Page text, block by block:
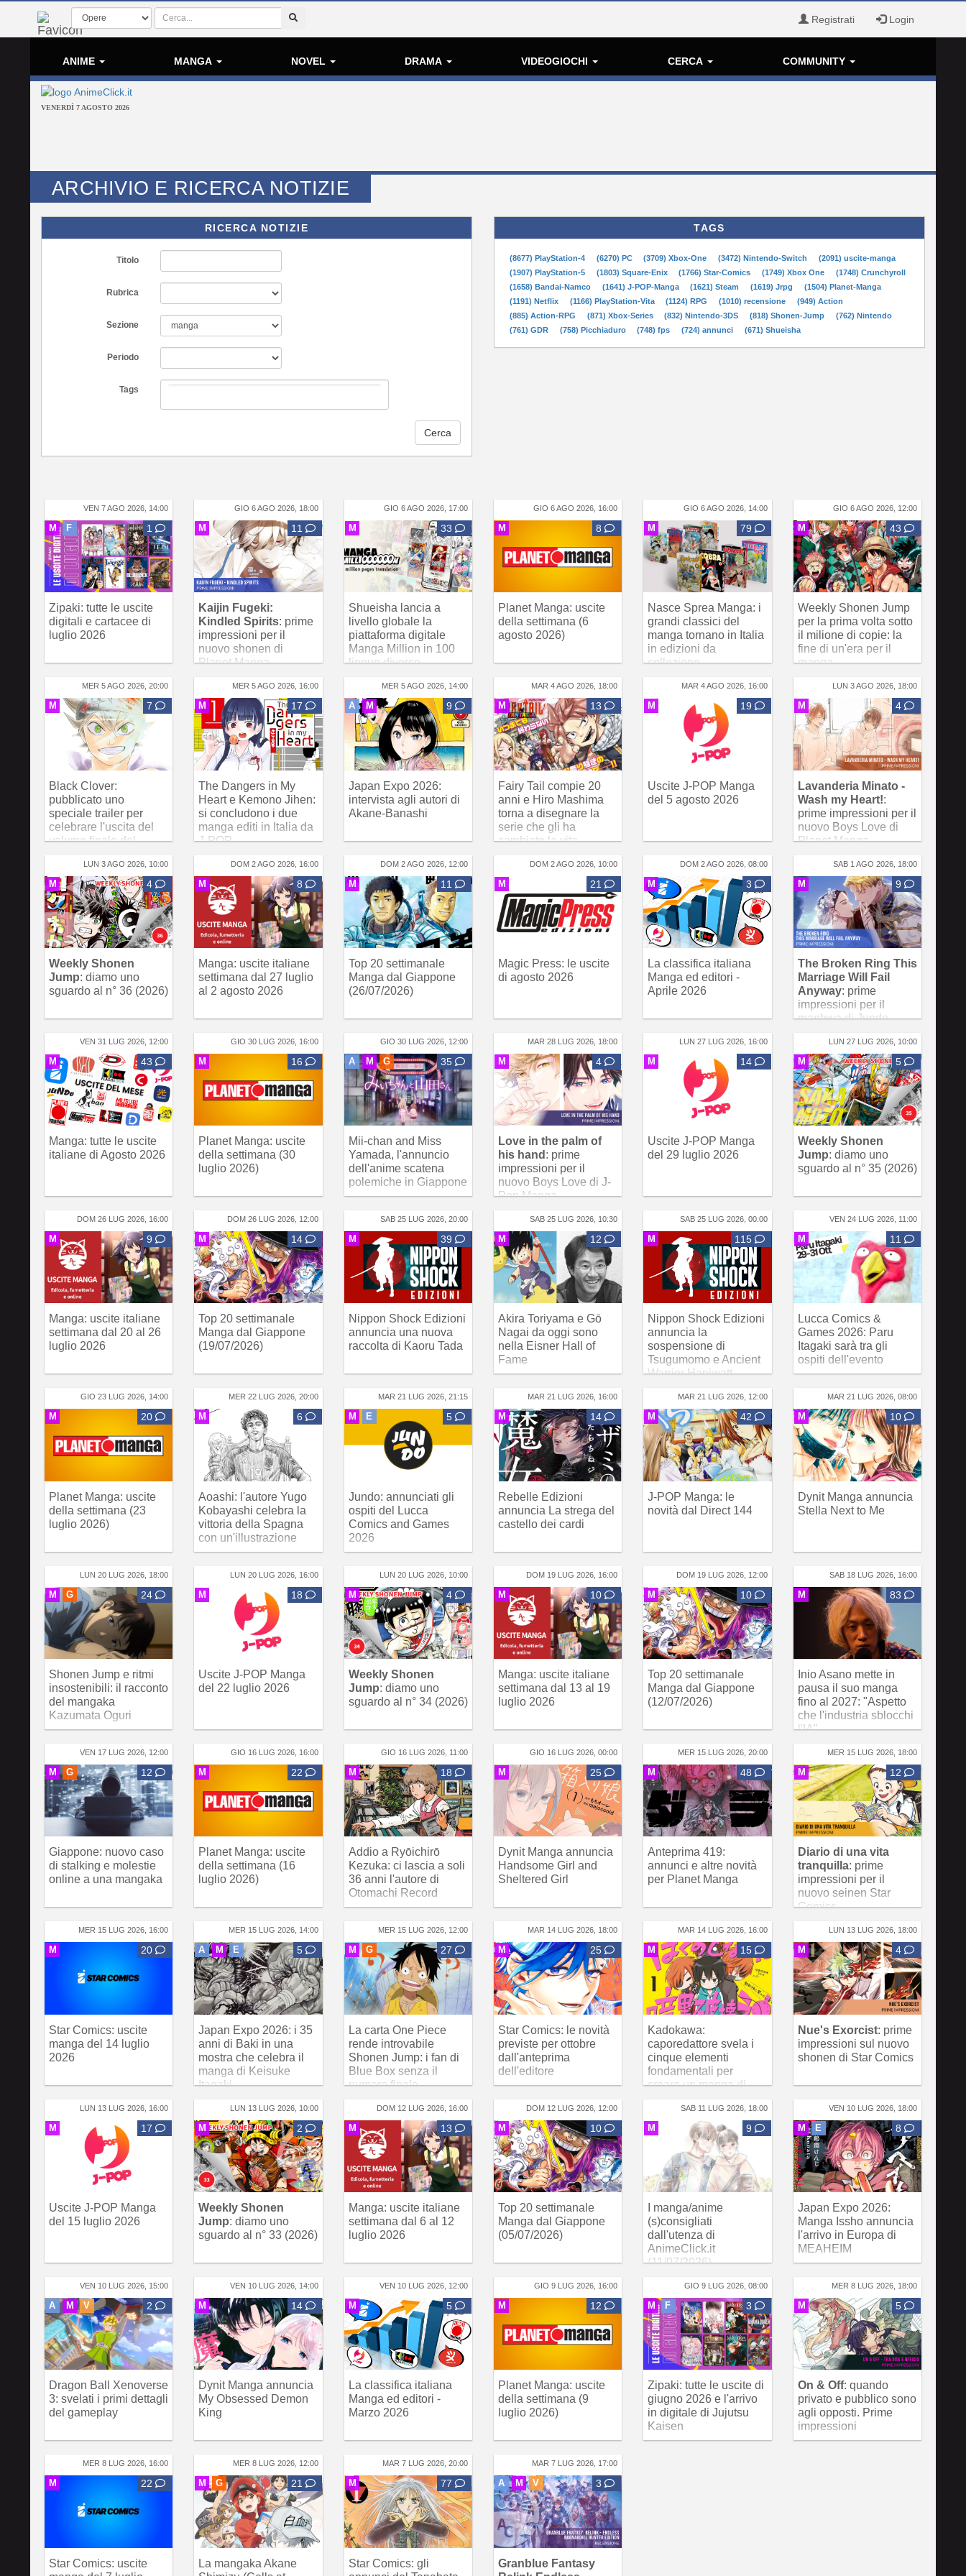
Registrati Login
ANIME MANGA NOVEL DRAMA VIDEOGIOCHI CERCA COMMUNITY
VENERDÌ 7 AGOSTO 2026
ARCHIVIO E RICERCA NOTIZIE
RICERCA NOTIZIE
Titolo
Rubrica
Sezione
Periodo
Tags
Cerca
TAGS
(8677) PlayStation-4 (6270) PC (3709) Xbox-One (3472) Nintendo-Switch
(2091) uscite-manga
(1907) PlayStation-5
(1803) Square-Enix (1766) Star-Comics (1749) Xbox One
(1748) Crunchyroll
(1658) Bandai-Namco
(1641) J-POP-Manga (1621) Steam (1619) Jrpg
(1504) Planet-Manga
(1191) Netflix
(1166) PlayStation-Vita (1124) RPG (1010) recensione
(949) Action
(885) Action-RPG
(871) Xbox-Series (832) Nintendo-3DS (818) Shonen-Jump
(762) Nintendo
(761) GDR
(758) Picchiaduro (748) fps (724) annunci (671) Shueisha
VEN 7 AGO 2026, 14:00
M F 1
Zipaki: tutte le uscite
digitali e cartacee di
luglio 2026
GIO 6 AGO 2026, 18:00
M 11
Kaijin Fugeki:
Kindled Spirits: prime
impressioni per il
nuovo shonen di
Planet Manga
GIO 6 AGO 2026, 17:00
M 33
Shueisha lancia a
livello globale la
piattaforma digitale
Manga Million in 100
lingue diverse
GIO 6 AGO 2026, 16:00
M 8
Planet Manga: uscite
della settimana (6
agosto 2026)
GIO 6 AGO 2026, 14:00
M 79
Nasce Sprea Manga: i
grandi classici del
manga tornano in Italia
in edizioni da
collezione
GIO 6 AGO 2026, 12:00
M 43
Weekly Shonen Jump
per la prima volta sotto
il milione di copie: la
fine di un'era per il
manga
MER 5 AGO 2026, 20:00
M 7
Black Clover:
pubblicato uno
speciale trailer per
celebrare l'uscita del
volume finale del
MER 5 AGO 2026, 16:00
M 17
The Dangers in My
Heart e Kemono Jihen:
si concludono i due
manga editi in Italia da
J-POP
MER 5 AGO 2026, 14:00
A M 9
Japan Expo 2026:
intervista agli autori di
Akane-Banashi
MAR 4 AGO 2026, 18:00
M 13
Fairy Tail compie 20
anni e Hiro Mashima
torna a disegnare la
serie che gli ha
cambiato la vita
MAR 4 AGO 2026, 16:00
M 19
Uscite J-POP Manga
del 5 agosto 2026
LUN 3 AGO 2026, 18:00
M 4
Lavanderia Minato -
Wash my Heart!:
prime impressioni per il
nuovo Boys Love di
Planet Manga
LUN 3 AGO 2026, 10:00
M 4
Weekly Shonen
Jump: diamo uno
sguardo al n° 36 (2026)
DOM 2 AGO 2026, 16:00
M 8
Manga: uscite italiane
settimana dal 27 luglio
al 2 agosto 2026
DOM 2 AGO 2026, 12:00
M 11
Top 20 settimanale
Manga dal Giappone
(26/07/2026)
DOM 2 AGO 2026, 10:00
M 21
Magic Press: le uscite
di agosto 2026
DOM 2 AGO 2026, 08:00
M 3
La classifica italiana
Manga ed editori -
Aprile 2026
SAB 1 AGO 2026, 18:00
M 9
The Broken Ring This
Marriage Will Fail
Anyway: prime
impressioni per il
manhwa di Jundo
VEN 31 LUG 2026, 12:00
M 43
Manga: tutte le uscite
italiane di Agosto 2026
GIO 30 LUG 2026, 16:00
M 16
Planet Manga: uscite
della settimana (30
luglio 2026)
GIO 30 LUG 2026, 12:00
A M G 35
Mii-chan and Miss
Yamada, l'annuncio
dell'anime scatena
polemiche in Giappone
MAR 28 LUG 2026, 18:00
M 4
Love in the palm of
his hand : prime
impressioni per il
nuovo Boys Love di J-
Pop Manga
LUN 27 LUG 2026, 16:00
M 14
Uscite J-POP Manga
del 29 luglio 2026
LUN 27 LUG 2026, 10:00
M 5
Weekly Shonen
Jump: diamo uno
sguardo al n° 35 (2026)
DOM 26 LUG 2026, 16:00
M 9
Manga: uscite italiane
settimana dal 20 al 26
luglio 2026
DOM 26 LUG 2026, 12:00
M 14
Top 20 settimanale
Manga dal Giappone
(19/07/2026)
SAB 25 LUG 2026, 20:00
M 39
Nippon Shock Edizioni
annuncia una nuova
raccolta di Kaoru Tada
SAB 25 LUG 2026, 10:30
M 12
Akira Toriyama e Gō
Nagai da oggi sono
nella Eisner Hall of
Fame
SAB 25 LUG 2026, 00:00
M 115
Nippon Shock Edizioni
annuncia la
sospensione di
Tsugumomo e Ancient
Warrior Haniwatt
VEN 24 LUG 2026, 11:00
M 11
Lucca Comics &
Games 2026: Paru
Itagaki sarà tra gli
ospiti dell'evento
GIO 23 LUG 2026, 14:00
M 20
Planet Manga: uscite
della settimana (23
luglio 2026)
MER 22 LUG 2026, 20:00
M 6
Aoashi: l'autore Yugo
Kobayashi celebra la
vittoria della Spagna
con un'illustrazione
MAR 21 LUG 2026, 21:15
M E 5
Jundo: annunciati gli
ospiti del Lucca
Comics and Games
2026
MAR 21 LUG 2026, 16:00
M 14
Rebelle Edizioni
annuncia La strega del
castello dei cardi
MAR 21 LUG 2026, 12:00
M 42
J-POP Manga: le
novità dal Direct 144
MAR 21 LUG 2026, 08:00
M 10
Dynit Manga annuncia
Stella Next to Me
LUN 20 LUG 2026, 18:00
M G 24
Shonen Jump e ritmi
insostenibili: il racconto
del mangaka
Kazumata Oguri
LUN 20 LUG 2026, 16:00
M 18
Uscite J-POP Manga
del 22 luglio 2026
LUN 20 LUG 2026, 10:00
M 4
Weekly Shonen
Jump: diamo uno
sguardo al n° 34 (2026)
DOM 19 LUG 2026, 16:00
M 10
Manga: uscite italiane
settimana dal 13 al 19
luglio 2026
DOM 19 LUG 2026, 12:00
M 10
Top 20 settimanale
Manga dal Giappone
(12/07/2026)
SAB 18 LUG 2026, 16:00
M 83
Inio Asano mette in
pausa il suo manga
fino al 2027: "Aspetto
che l'industria sblocchi
l'IA"
VEN 17 LUG 2026, 12:00
M G 12
Giappone: nuovo caso
di stalking e molestie
online a una mangaka
GIO 16 LUG 2026, 16:00
M 22
Planet Manga: uscite
della settimana (16
luglio 2026)
GIO 16 LUG 2026, 11:00
M 18
Addio a Ryōichirō
Kezuka: ci lascia a soli
36 anni l'autore di
Otomachi Record
GIO 16 LUG 2026, 00:00
M 25
Dynit Manga annuncia
Handsome Girl and
Sheltered Girl
MER 15 LUG 2026, 20:00
M 48
Anteprima 419:
annunci e altre novità
per Planet Manga
MER 15 LUG 2026, 18:00
M 12
Diario di una vita
tranquilla: prime
impressioni per il
nuovo seinen Star
Comics
MER 15 LUG 2026, 16:00
M 20
Star Comics: uscite
manga del 14 luglio
2026
MER 15 LUG 2026, 14:00
A M E 5
Japan Expo 2026: i 35
anni di Baki in una
mostra che celebra il
manga di Keisuke
Itagaki
MER 15 LUG 2026, 12:00
M G 27
La carta One Piece
rende introvabile
Shonen Jump: i fan di
Blue Box senza il
numero finale
MAR 14 LUG 2026, 18:00
M 25
Star Comics: le novità
previste per ottobre
dall'anteprima
dell'editore
MAR 14 LUG 2026, 16:00
M 15
Kadokawa:
caporedattore svela i
cinque elementi
fondamentali per
creare un manga di
LUN 13 LUG 2026, 18:00
M 4
Nue's Exorcist: prime
impressioni sul nuovo
shonen di Star Comics
LUN 13 LUG 2026, 16:00
M 17
Uscite J-POP Manga
del 15 luglio 2026
LUN 13 LUG 2026, 10:00
M 2
Weekly Shonen
Jump: diamo uno
sguardo al n° 33 (2026)
DOM 12 LUG 2026, 16:00
M 13
Manga: uscite italiane
settimana dal 6 al 12
luglio 2026
DOM 12 LUG 2026, 12:00
M 10
Top 20 settimanale
Manga dal Giappone
(05/07/2026)
SAB 11 LUG 2026, 18:00
M 9
I manga/anime
(s)consigliati
dall'utenza di
AnimeClick.it
(11/07/2026)
VEN 10 LUG 2026, 18:00
M E 8
Japan Expo 2026:
Manga Issho annuncia
l'arrivo in Europa di
MEAHEIM
VEN 10 LUG 2026, 15:00
A M V 2
Dragon Ball Xenoverse
3: svelati i primi dettagli
del gameplay
VEN 10 LUG 2026, 14:00
M 14
Dynit Manga annuncia
My Obsessed Demon
King
VEN 10 LUG 2026, 12:00
M 5
La classifica italiana
Manga ed editori -
Marzo 2026
GIO 9 LUG 2026, 16:00
M 12
Planet Manga: uscite
della settimana (9
luglio 2026)
GIO 9 LUG 2026, 08:00
M F 3
Zipaki: tutte le uscite di
giugno 2026 e l'arrivo
in digitale di Jujutsu
Kaisen
MER 8 LUG 2026, 18:00
M 5
On & Off: quando
privato e pubblico sono
agli opposti. Prime
impressioni
MER 8 LUG 2026, 16:00
M 22
Star Comics: uscite
MER 8 LUG 2026, 12:00
M G 21
La mangaka Akane
MAR 7 LUG 2026, 20:00
M 77
Star Comics: gli
MAR 7 LUG 2026, 17:00
A M V 3
Granblue Fantasy